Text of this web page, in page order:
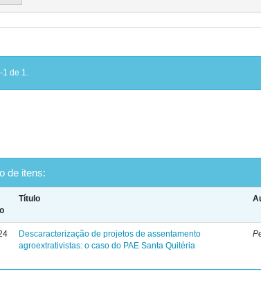
1 de 1.
de itens:
Título
Descaracterização de projetos de assentamento
agroextrativistas: o caso do PAE Santa Quitéria